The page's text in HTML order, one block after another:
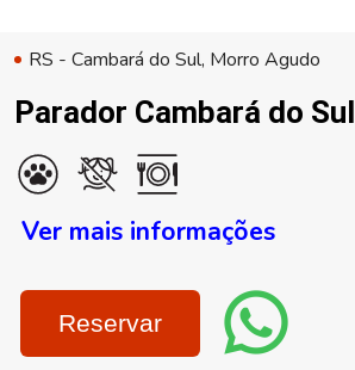
RS - Cambará do Sul, Morro Agudo
Parador Cambará do Sul
Ver mais informações
Reservar